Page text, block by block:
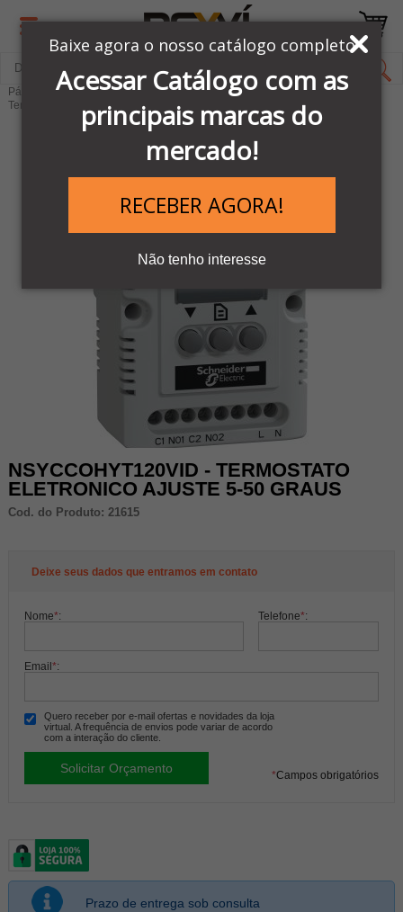
Baixe agora o nosso catálogo completo
Acessar Catálogo com as
principais marcas do
mercado!
RECEBER AGORA!
Não tenho interesse
Página Inicial LINHA AUTOMAÇÃO SCHNEIDER
Acessórios
Termostato Eletrónico
NSYCCOHYT120VID - TERMOSTATO
ELETRONICO AJUSTE 5-50 GRAUS
Cod. do Produto: 21615
Deixe seus dados que entramos em contato
Nome*: Telefone*:
Email*:
Quero receber por e-mail ofertas e novidades da loja
virtual. A frequência de envios pode variar de acordo
com a interação do cliente.
*Campos obrigatórios
Prazo de entrega sob consulta